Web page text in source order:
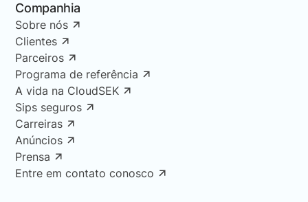
Companhia
Sobre nós
Clientes
Parceiros
Programa de referência
A vida na CloudSEK
Sips seguros
Carreiras
Anúncios
Prensa
Entre em contato conosco